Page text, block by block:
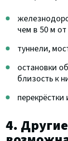
чем в 50 м
туннели,
остановки
близость к
4.